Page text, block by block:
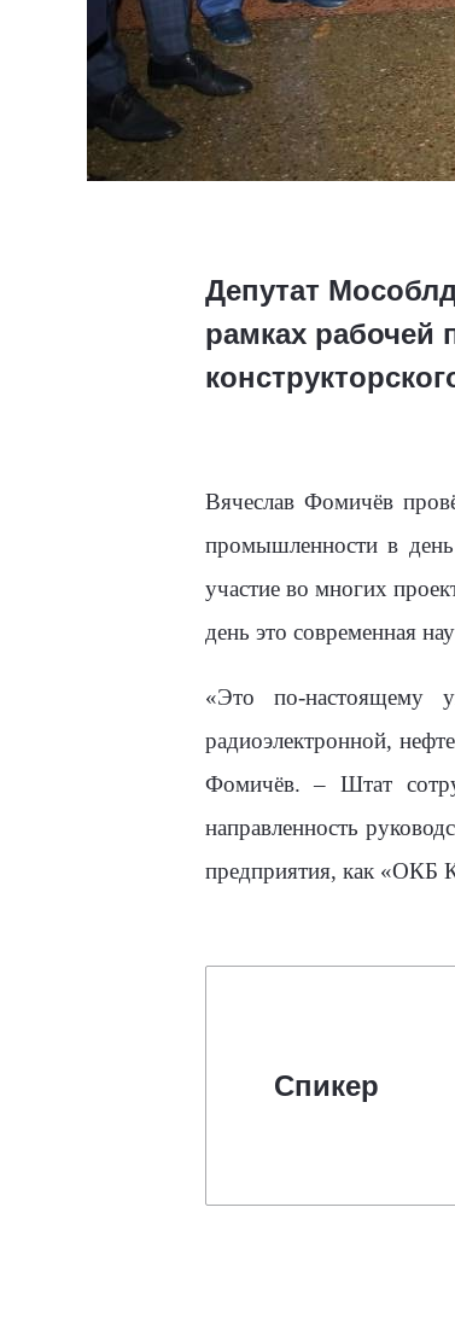
Депутат
рамках рабочей
Вячеслав Фомичёв
промышленности в
участие во многих
день это современная
«Это по-настоящему
радиоэлектронной,
Фомичёв. – Штат
направленность
предприятия, как «ОКБ
Спикер